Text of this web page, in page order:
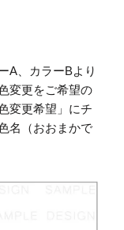
A、カラーBより
変更をご希望の
変更希望」にチ
名（おおまかで